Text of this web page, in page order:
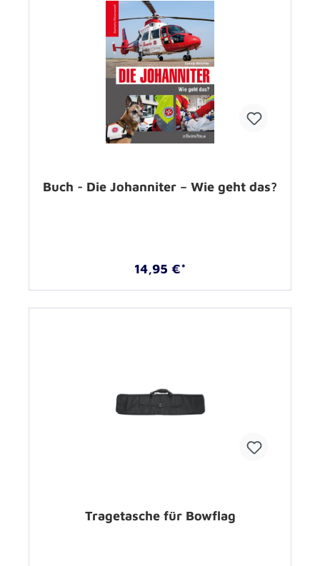
Buch - Die Johanniter – Wie geht das?
14,95 €*
Tragetasche für Bowflag